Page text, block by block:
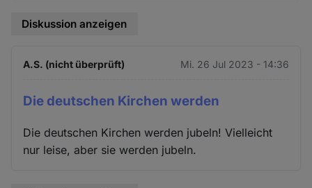
Diskussion anzeigen
A.S. (nicht überprüft) Mi. 26 Jul 2023 - 14:36
Die deutschen Kirchen werden
Die deutschen Kirchen werden jubeln! Vielleicht
nur leise, aber sie werden jubeln.